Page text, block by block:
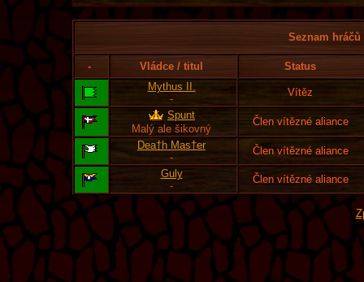
Seznam
- Vládce / titul
Status
Mythus II.
-
Vítěz
Spunt
Malý ale šikovný
Člen vítězné aliance
Dea†h Mas†er
-
Člen vítězné aliance
Guly
-
Člen vítězné aliance